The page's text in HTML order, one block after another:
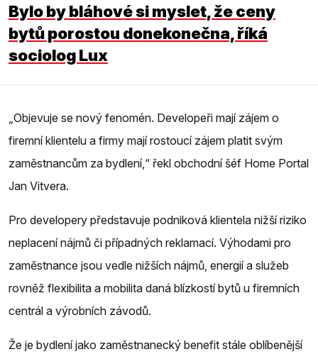
Bylo by bláhové si myslet, že ceny
bytů porostou donekonečna, říká
sociolog Lux
„Objevuje se nový fenomén. Developeři mají zájem o
firemní klientelu a firmy mají rostoucí zájem platit svým
zaměstnancům za bydlení,“ řekl obchodní šéf Home Portal
Jan Vitvera.
Pro developery představuje podniková klientela nižší riziko
neplacení nájmů či případných reklamací. Výhodami pro
zaměstnance jsou vedle nižších nájmů, energií a služeb
rovněž flexibilita a mobilita daná blízkostí bytů u firemních
centrál a výrobních závodů.
Že je bydlení jako zaměstnanecký benefit stále oblíbenější